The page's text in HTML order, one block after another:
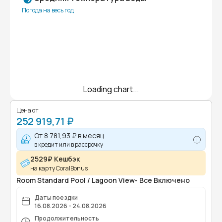
Погода на весь год
Loading chart...
Цена от
252 919,71 ₽
От 8 781,93 ₽в месяц
в кредит или в рассрочку
2529₽ Кешбэк
на карту CoralBonus
Room Standard Pool / Lagoon View- Все Включено
Даты поездки
16.08.2026 - 24.08.2026
Продолжительность